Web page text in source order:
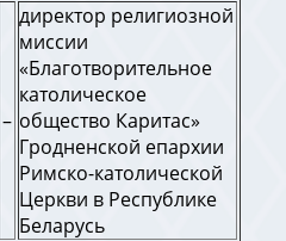
–
директор религиозной
миссии
«Благотворительное
католическое
общество Каритас»
Гродненской епархии
Римско-католической
Церкви в Республике
Беларусь